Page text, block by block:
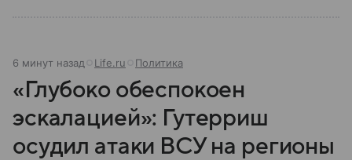
6 минут назад Life.ru Политика
«Глубоко обеспокоен
эскалацией»: Гутерриш
осудил атаки ВСУ на регионы